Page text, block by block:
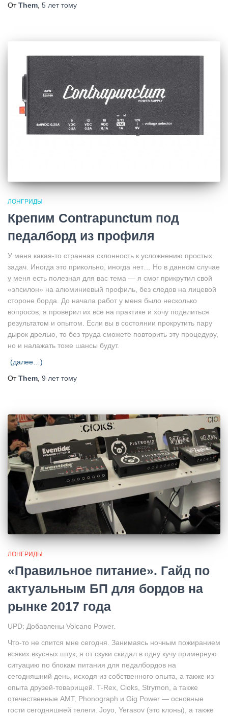
ОтThem 5 леттому
ЛОНГРИДЫ
Крепим Contrapunctum под
педалборд из профиля
У меня какая-то странная склонность к усложнению простых
задач. Иногда это прикольно, иногда нет… Но в данном случае
у меня есть полезная для вас тема — я смог прикрутил свой
«эпсилон» на алюминиевый профиль, без следов на лицевой
стороне борда. До начала работ у меня было несколько
вопросов, я проверил их все на практике и хочу поделиться
результатом и опытом. Если вы в состоянии прокрутить пару
дырок дрелью, то без труда сможете повторить эту процедуру,
но и налажать тоже шансы будут.
(далее…)
ОтThem 9 леттому
ЛОНГРИДЫ
«Правильное питание». Гайд по
актуальным БП для бордов на
рынке 2017 года
UPD: Добавлены Volcano Power.
Что-то не спится мне сегодня. Занимаясь ночным пожиранием
всяких вкусных штук, я от скуки скидал в одну кучу примерную
ситуацию по блокам питания для педалбордов на
сегодняшний день, исходя из собственного опыта, а также из
опыта друзей-товарищей. T-Rex, Cioks, Strymon, а также
отечественные AMT, Phonograph и Gig Power — основные
гости сегодняшней телеги. Joyo, Yerasov (это клоны), а также